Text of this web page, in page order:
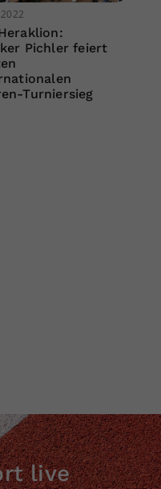
Pichler feiert
Turniersieg
live